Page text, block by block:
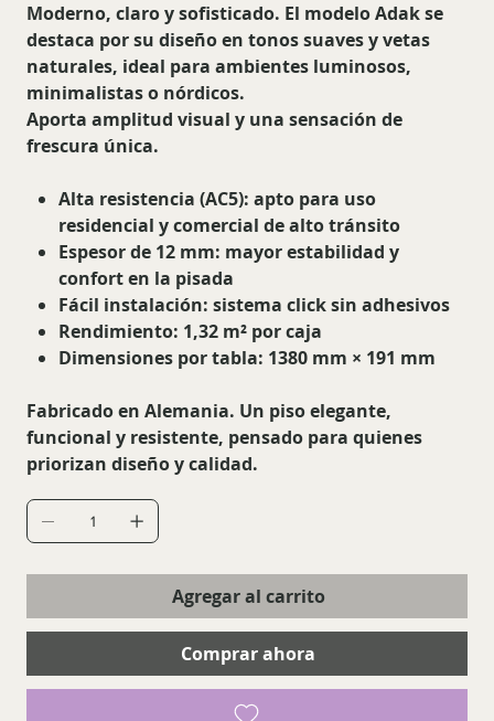
Moderno, claro y sofisticado. El modelo Adak se
destaca por su diseño en tonos suaves y vetas
naturales, ideal para ambientes luminosos,
minimalistas o nórdicos.
Aporta amplitud visual y una sensación de
frescura única.
Alta resistencia (AC5): apto para uso
residencial y comercial de alto tránsito
Espesor de 12 mm: mayor estabilidad y
confort en la pisada
Fácil instalación: sistema click sin adhesivos
Rendimiento: 1,32 m² por caja
Dimensiones por tabla: 1380 mm × 191 mm
Fabricado en Alemania. Un piso elegante,
funcional y resistente, pensado para quienes
priorizan diseño y calidad.
Agregar al carrito
Comprar ahora